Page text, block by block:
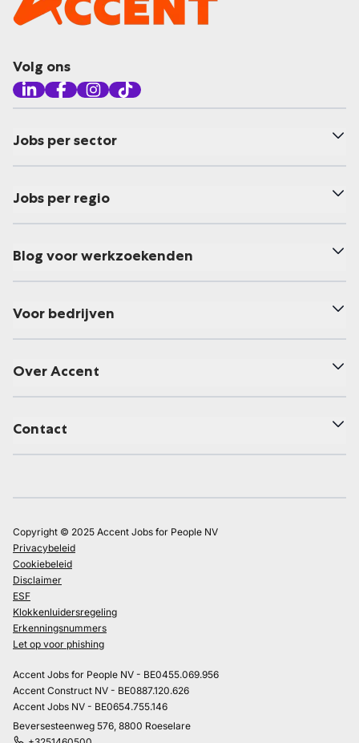
Volg ons
Jobs per sector
Jobs per regio
Blog voor werkzoekenden
Voor bedrijven
Over Accent
Contact
Copyright © 2025 Accent Jobs for People NV
Privacybeleid
Cookiebeleid
Disclaimer
ESF
Klokkenluidersregeling
Erkenningsnummers
Let op voor phishing
Accent Jobs for People NV - BE0455.069.956
Accent Construct NV - BE0887.120.626
Accent Jobs NV - BE0654.755.146
Beversesteenweg 576, 8800 Roeselare